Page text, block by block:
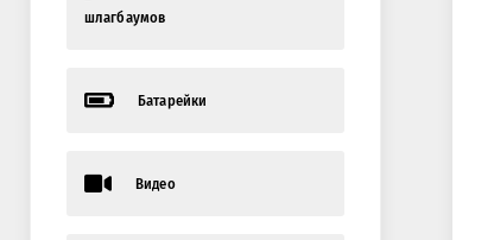
шлагбаумов
Батарейки
Видео